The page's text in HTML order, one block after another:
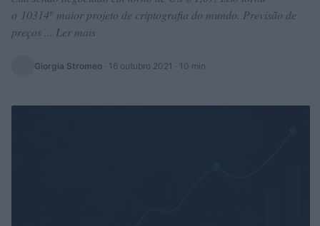
o 10314º maior projeto de criptografia do mundo. Previsão de
preços ... Ler mais
Giorgia Stromeo · 16 outubro 2021 · 10 min